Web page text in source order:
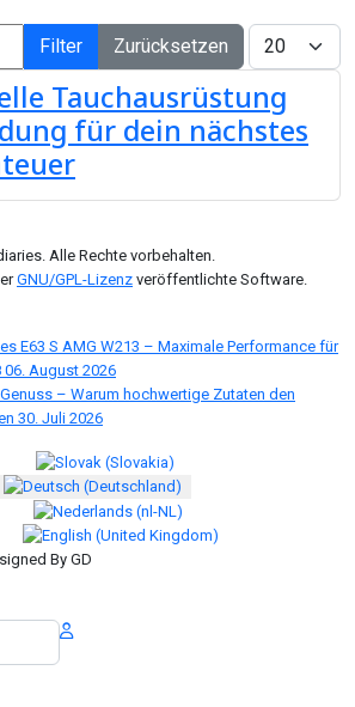
Filter Zurücksetzen
Anzeige #
Tauchausrüstung
für dein nächstes
Alle Rechte vorbehalten.
GNU/GPL-Lizenz veröffentlichte Software.
E63 S AMG W213 – Maximale Performance für
06. August 2026
– Warum hochwertige Zutaten den
30. Juli 2026
By GD